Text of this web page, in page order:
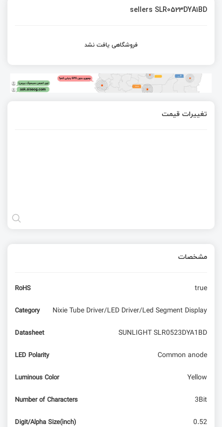
sellers SLR0523DYA1BD
فروشگاهی یافت نشد
تغییرات قیمت
مشخصات
RoHS true
Category Nixie Tube Driver/LED Driver/Led Segment Display
Datasheet SUNLIGHT SLR0523DYA1BD
LED Polarity Common anode
Luminous Color Yellow
Number of Characters 3Bit
Digit/Alpha Size(inch) 0.52